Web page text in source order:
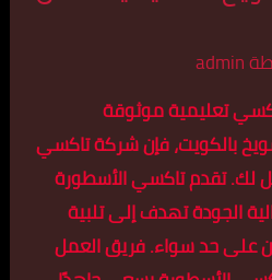
admin
تعليمية موثوقة
بالكويت، فإن شركة تاكسي
لك. تقدم تاكسي الأسطورة
الجودة تهدف إلى تلبية
على حد سواء. فريق العمل